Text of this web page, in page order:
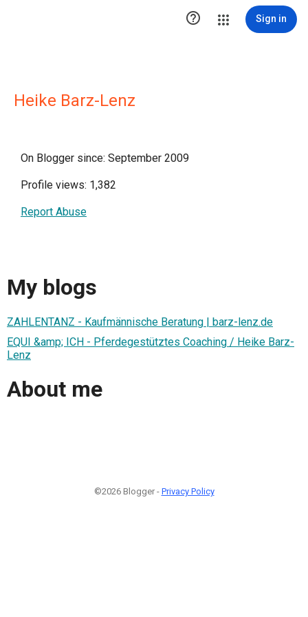
 Sign in
Heike Barz-Lenz
On Blogger since: September 2009
Profile views: 1,382
Report Abuse
My blogs
ZAHLENTANZ - Kaufmännische Beratung | barz-lenz.de
EQUI &amp; ICH - Pferdegestütztes Coaching / Heike Barz-
Lenz
About me
©2026 Blogger - Privacy Policy